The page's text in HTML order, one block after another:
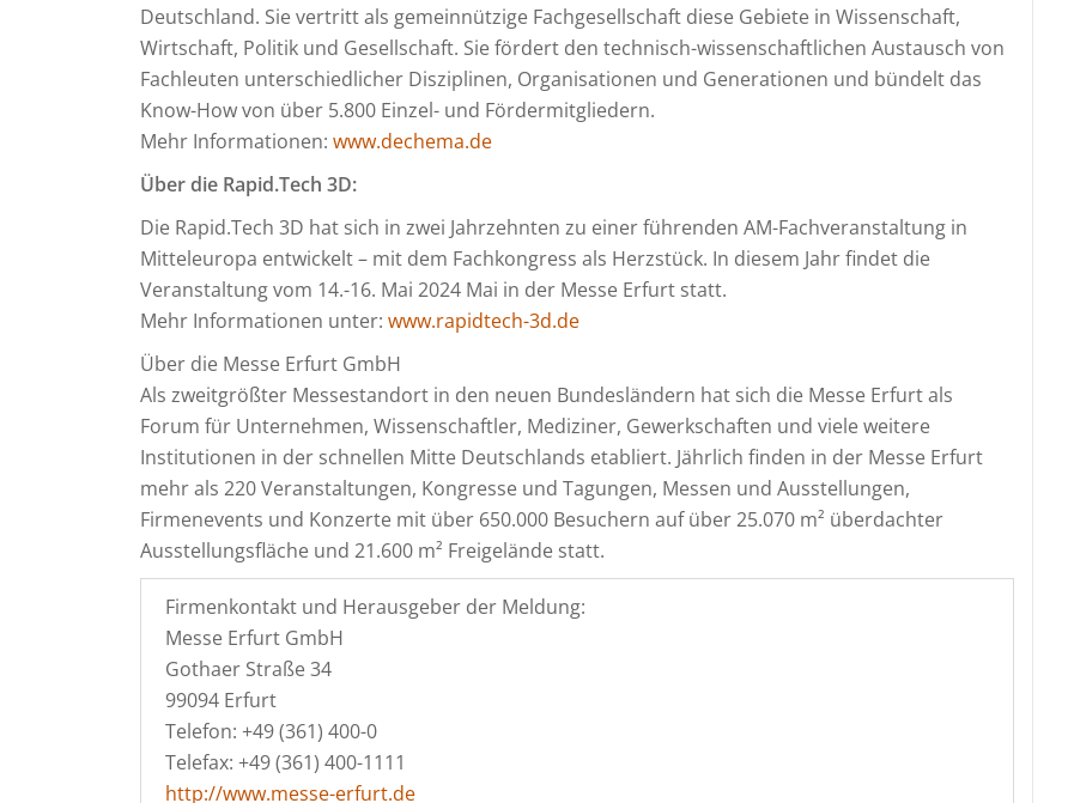
Deutschland. Sie vertritt als gemeinnützige Fachgesellschaft diese Gebiete in Wissenschaft,
Wirtschaft, Politik und Gesellschaft. Sie fördert den technisch-wissenschaftlichen Austausch von
Fachleuten unterschiedlicher Disziplinen, Organisationen und Generationen und bündelt das
Know-How von über 5.800 Einzel- und Fördermitgliedern.
Mehr Informationen: www.dechema.de
Über die Rapid.Tech 3D:
Die Rapid.Tech 3D hat sich in zwei Jahrzehnten zu einer führenden AM-Fachveranstaltung in
Mitteleuropa entwickelt – mit dem Fachkongress als Herzstück. In diesem Jahr findet die
Veranstaltung vom 14.-16. Mai 2024 Mai in der Messe Erfurt statt.
Mehr Informationen unter: www.rapidtech-3d.de
Über die Messe Erfurt GmbH
Als zweitgrößter Messestandort in den neuen Bundesländern hat sich die Messe Erfurt als
Forum für Unternehmen, Wissenschaftler, Mediziner, Gewerkschaften und viele weitere
Institutionen in der schnellen Mitte Deutschlands etabliert. Jährlich finden in der Messe Erfurt
mehr als 220 Veranstaltungen, Kongresse und Tagungen, Messen und Ausstellungen,
Firmenevents und Konzerte mit über 650.000 Besuchern auf über 25.070 m² überdachter
Ausstellungsfläche und 21.600 m² Freigelände statt.
Firmenkontakt und Herausgeber der Meldung:
Messe Erfurt GmbH
Gothaer Straße 34
99094 Erfurt
Telefon: +49 (361) 400-0
Telefax: +49 (361) 400-1111
http://www.messe-erfurt.de